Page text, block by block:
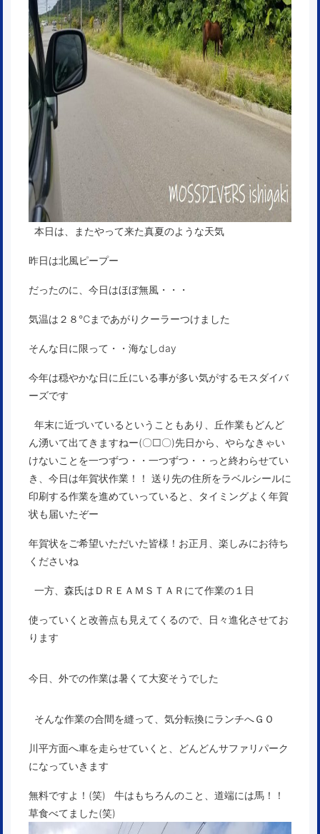
本日は、またやって来た真夏のような天気
昨日は北風ピープー
だったのに、今日はほぼ無風・・・
気温は２８℃まであがりクーラーつけました
そんな日に限って・・海なしday
今年は穏やかな日に丘にいる事が多い気がするモスダイバ
ーズです
年末に近づいているということもあり、丘作業もどんど
ん湧いて出てきますねー(〇□〇)先日から、やらなきゃい
けないことを一つずつ・・一つずつ・・っと終わらせてい
き、今日は年賀状作業！！ 送り先の住所をラベルシールに
印刷する作業を進めていっていると、タイミングよく年賀
状も届いたぞー
年賀状をご希望いただいた皆様！お正月、楽しみにお待ち
くださいね
一方、森氏はＤＲＥＡＭＳＴＡＲにて作業の１日
使っていくと改善点も見えてくるので、日々進化させてお
ります
今日、外での作業は暑くて大変そうでした
そんな作業の合間を縫って、気分転換にランチへＧＯ
川平方面へ車を走らせていくと、どんどんサファリパーク
になっていきます
無料ですよ！(笑) 牛はもちろんのこと、道端には馬！！
草食べてました(笑)